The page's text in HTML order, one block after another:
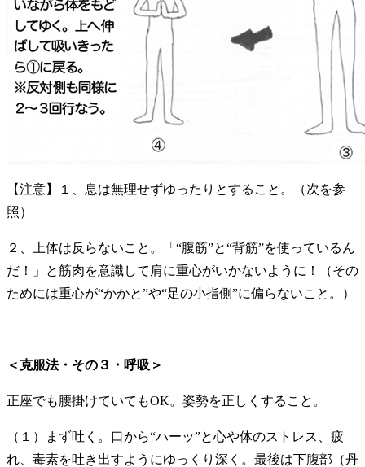
【注意】１、息は無理せずゆったりとすること。（次を参
照）
２、上体は反らないこと。「“腹筋”と“背筋”を使っているん
だ！」と筋肉を意識して肩に重心がいかないように！（その
ためには重心が“かかと”や“足の小指側”に偏らないこと。）
＜克服法・その３・呼吸＞
正座でも腰掛けていてもOK。姿勢を正しくすること。
（１）まず吐く。口から“ハーッ”と心や体のストレス、疲
れ、毒素を吐き出すようにゆっくり深く。最後は下腹部（丹